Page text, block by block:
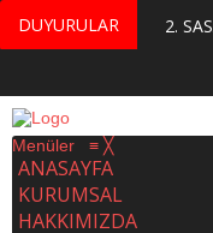
DUYURULAR
MERKEZİMİZ BÜNYESİNDE YETİŞTİRİLMEK ÜZERE GÖNÜLLÜ ÜLKE MASASI UZMANI VE UZMAN ADAYLARI ARIYORUZ
Menüler ≡ ╳
ANASAYFA
KURUMSAL
HAKKIMIZDA